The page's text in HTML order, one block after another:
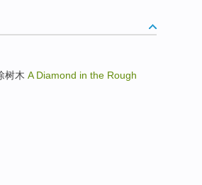
树木 A Diamond in the Rough